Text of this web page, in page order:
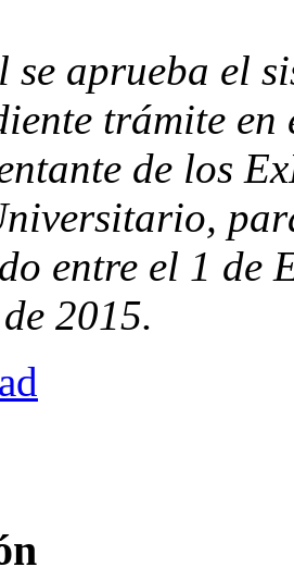
aprueba el
trámite
de los
entre el 1 de
2015.